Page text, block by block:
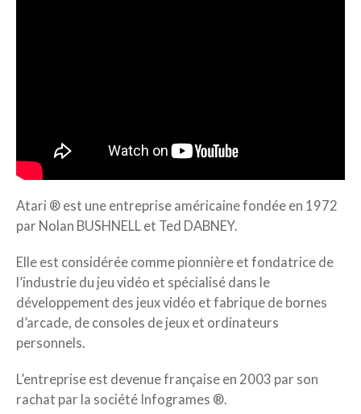
Atari ® est une entreprise américaine fondée en 1972
par Nolan BUSHNELL et Ted DABNEY.
Elle est considérée comme pionnière et fondatrice de
l’industrie du jeu vidéo et spécialisé dans le
développement des jeux vidéo et fabrique de bornes
d’arcade, de consoles de jeux et ordinateurs
personnels.
L’entreprise est devenue française en 2003 par son
rachat par la société Infogrames ®.